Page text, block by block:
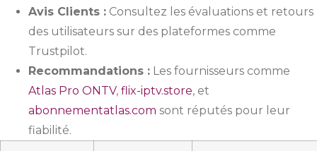
Avis Clients : Consultez les évaluations et retours
des utilisateurs sur des plateformes comme
Trustpilot.
Recommandations : Les fournisseurs comme
Atlas Pro ONTV, flix-iptv.store, et
abonnementatlas.com sont réputés pour leur
fiabilité.